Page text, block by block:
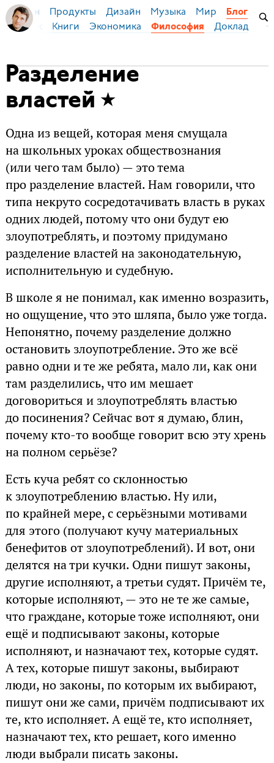
Бирман Продукты Дизайн Музыка Мир Блог
язык Книги Экономика Философия Доклады
Разделение
властей
Одна из вещей, которая меня смущала
на школьных уроках обществознания
(или чего там было) — это тема
про разделение властей. Нам говорили, что
типа некруто сосредотачивать власть в руках
одних людей, потому что они будут ею
злоупотреблять, и поэтому придумано
разделение властей на законодательную,
исполнительную и судебную.
В школе я не понимал, как именно возразить,
но ощущение, что это шляпа, было уже тогда.
Непонятно, почему разделение должно
остановить злоупотребление. Это же всё
равно одни и те же ребята, мало ли, как они
там разделились, что им мешает
договориться и злоупотреблять властью
до посинения? Сейчас вот я думаю, блин,
почему кто-то вообще говорит всю эту хрень
на полном серьёзе?
Есть куча ребят со склонностью
к злоупотреблению властью. Ну или,
по крайней мере, с серьёзными мотивами
для этого (получают кучу материальных
бенефитов от злоупотреблений). И вот, они
делятся на три кучки. Одни пишут законы,
другие исполняют, а третьи судят. Причём те,
которые исполняют, — это не те же самые,
что граждане, которые тоже исполняют, они
ещё и подписывают законы, которые
исполняют, и назначают тех, которые судят.
А тех, которые пишут законы, выбирают
люди, но законы, по которым их выбирают,
пишут они же сами, причём подписывают их
те, кто исполняет. А ещё те, кто исполняет,
назначают тех, кто решает, кого именно
люди выбрали писать законы.